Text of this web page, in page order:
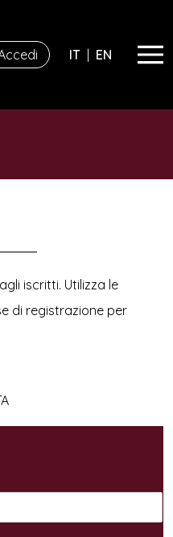
IT | EN
iscritti. Utilizza le
di registrazione per